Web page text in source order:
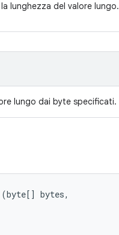
la lunghezza del valore lungo.
lungo dai byte specificati.
bytes,